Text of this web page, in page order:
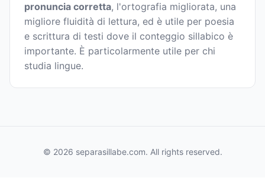
pronuncia corretta, l'ortografia migliorata, una
migliore fluidità di lettura, ed è utile per poesia
e scrittura di testi dove il conteggio sillabico è
importante. È particolarmente utile per chi
studia lingue.
© 2026 separasillabe.com. All rights reserved.